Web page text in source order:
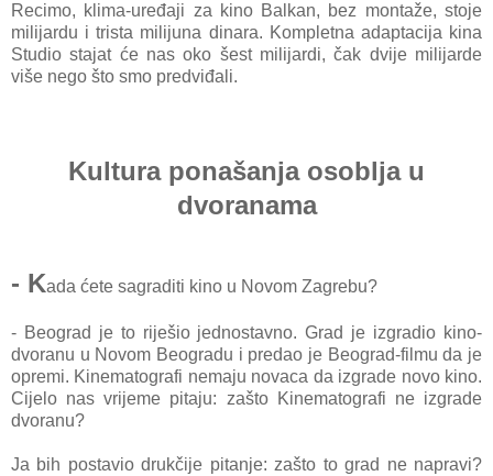
Recimo, klima-uređaji za kino Balkan, bez montaže, stoje
milijardu i trista milijuna dinara. Kompletna adaptacija kina
Studio stajat će nas oko šest milijardi, čak dvije milijarde
više nego što smo predviđali.
Kultura ponašanja osoblja u
dvoranama
- Kada ćete sagraditi kino u Novom Zagrebu?
- Beograd je to riješio jednostavno. Grad je izgradio kino-
dvoranu u Novom Beogradu i predao je Beograd-filmu da je
opremi. Kinematografi nemaju novaca da izgrade novo kino.
Cijelo nas vrijeme pitaju: zašto Kinematografi ne izgrade
dvoranu?
Ja bih postavio drukčije pitanje: zašto to grad ne napravi?